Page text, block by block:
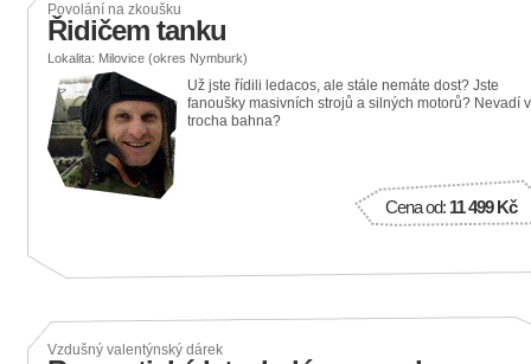
Povolání na zkoušku
Řidičem tanku
Lokalita: Milovice (okres Nymburk)
Už jste řídili ledacos, ale stále nemáte dost? Jste
fanoušky masivních strojů a silných motorů? Nevadí
trocha bahna?
Cena od: 11 499 Kč
Vzdušný valentýnský dárek